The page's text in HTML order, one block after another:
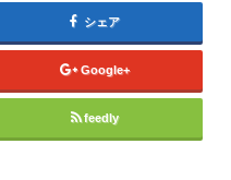
シェア
Google+
feedly